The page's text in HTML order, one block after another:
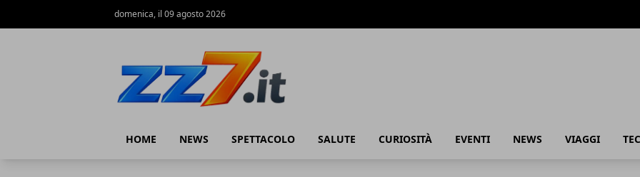
domenica, il 09 agosto 2026
HOME NEWS SPETTACOLO SALUTE CURIOSITÀ EVENTI NEWS VIAGGI